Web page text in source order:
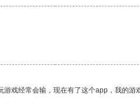
戏经常会输，现在有了这个app，我的游